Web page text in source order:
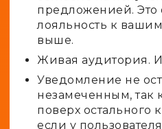
предложенией. Это
лояльность к
выше.
Живая аудитория.
Уведомление не
незамеченным, так
поверх остального
если у